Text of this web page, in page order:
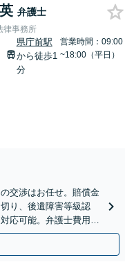
弁護士
律事務所
県庁前駅
から徒歩1
分
営業時間：09:00
~18:00（平日）
交渉はお任せ。賠償金
り、後遺障害等級認
応可能。弁護士費用特
歩３分】